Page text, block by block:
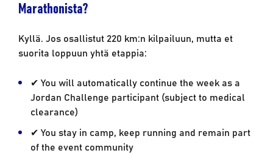
Marathonista?
Kyllä. Jos osallistut 220 km:n kilpailuun, mutta et
suorita loppuun yhtä etappia:
✔ You will automatically continue the week as a
Jordan Challenge participant (subject to medical
clearance)
✔ You stay in camp, keep running and remain part
of the event community